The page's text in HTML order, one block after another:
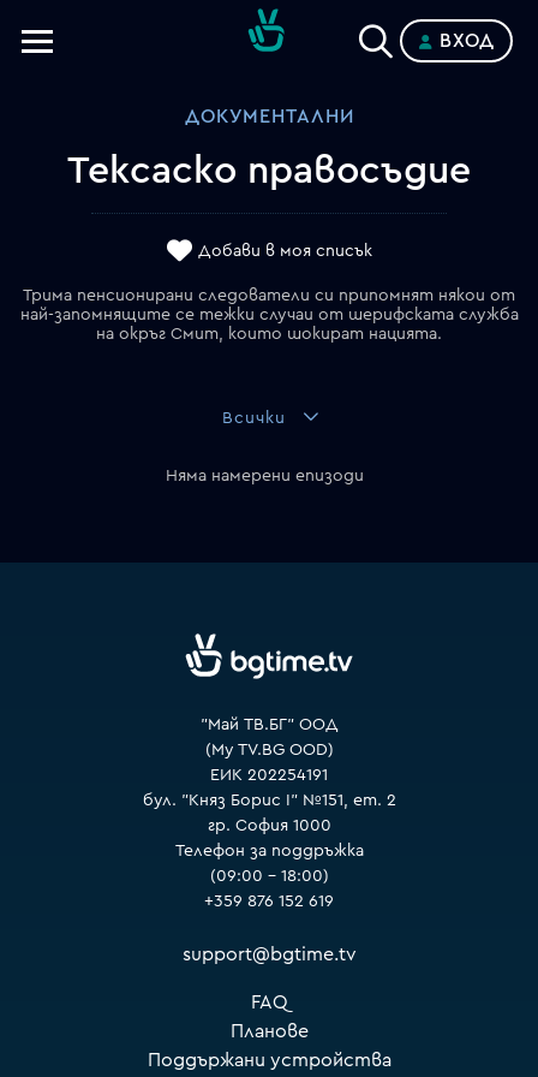
ВХОД
ДОКУМЕНТАЛНИ
Тексаско правосъдие
Добави в моя списък
Трима пенсионирани следователи си припомнят някои от
най-запомнящите се тежки случаи от шерифската служба
на окръг Смит, които шокират нацията.
Всички
Няма намерени епизоди
"Май ТВ.БГ" ООД
(My TV.BG OOD)
ЕИК 202254191
бул. "Княз Борис I" №151, ет. 2
гр. София 1000
Телефон за поддръжка
(09:00 – 18:00)
+359 876 152 619
support@bgtime.tv
FAQ
Планове
Поддържани устройства